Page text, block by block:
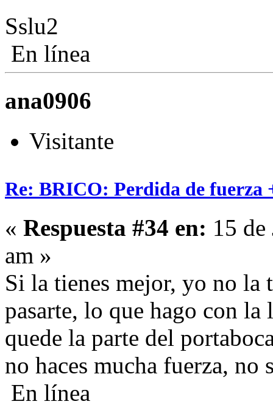
Sslu2
En línea
ana0906
Visitante
Re: BRICO: Perdida de
« Respuesta #34 en: 15
am »
Si la tienes mejor, yo no la
pasarte, lo que hago con la
quede la parte del
no haces mucha fuerza, no
En línea